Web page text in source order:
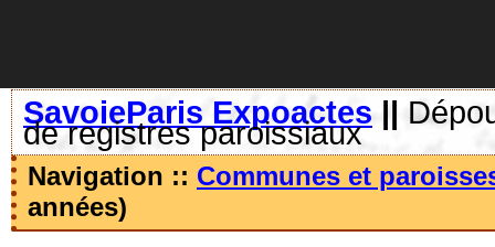
SavoieParis Expoactes ||
de registres paroissiaux
Navigation :: Communes et
années)